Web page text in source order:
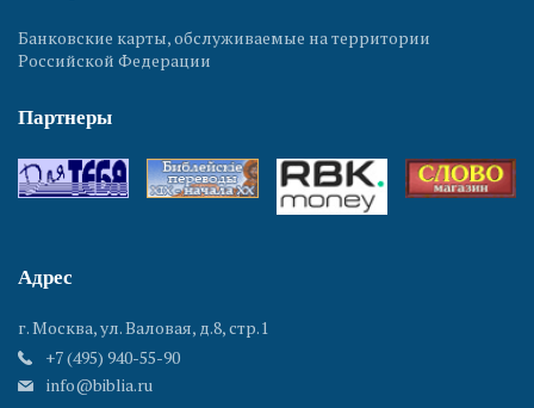
Банковские карты, обслуживаемые на территории
Российской Федерации
Партнеры
Адрес
г. Москва, ул. Валовая, д.8, стр.1
+7 (495) 940-55-90
info@biblia.ru